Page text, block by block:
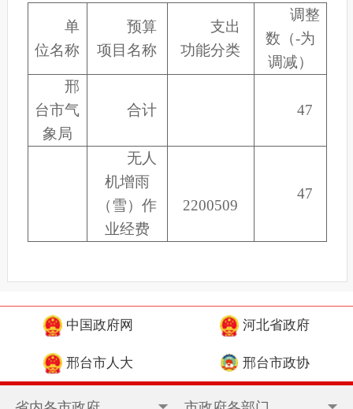
单
位名称
预算
项目名称
支出
功能分类
调整
数（-为
调减）
邢
台市气
象局
合计 47
无人
机增雨
（雪）作
业经费
2200509
47
中国政府网 河北省政府
邢台市人大 邢台市政协